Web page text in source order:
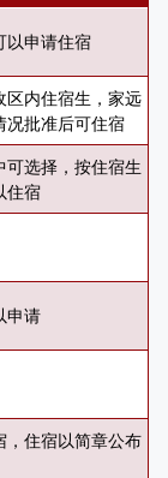
以申请住宿
区内住宿生，家远
况批准后可住宿
选择，按住宿生
住宿
申请
，住宿以简章公布